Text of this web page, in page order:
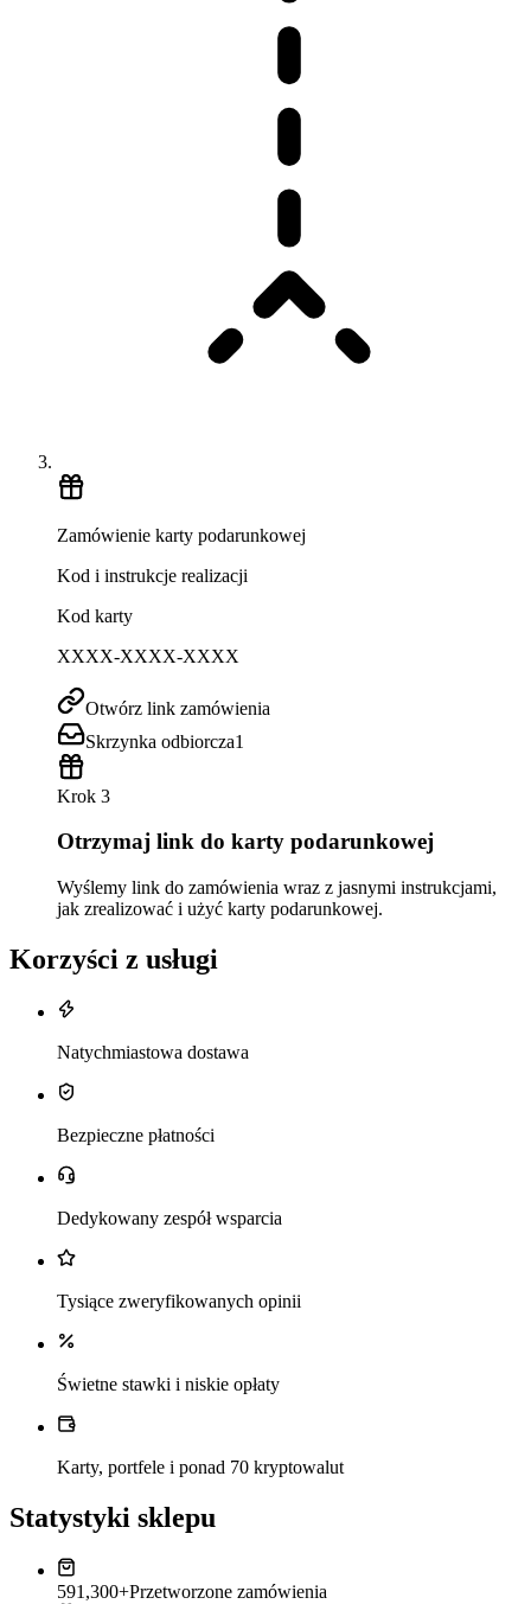
Zamówienie karty podarunkowej
Kod i instrukcje realizacji
Kod karty
XXXX-XXXX-XXXX
Otwórz link zamówienia
Skrzynka odbiorcza1
Krok 3
Otrzymaj link do karty podarunkowej
Wyślemy link do zamówienia wraz z jasnymi instrukcjami,
jak zrealizować i użyć karty podarunkowej.
Korzyści z usługi
Natychmiastowa dostawa
Bezpieczne płatności
Dedykowany zespół wsparcia
Tysiące zweryfikowanych opinii
Świetne stawki i niskie opłaty
Karty, portfele i ponad 70 kryptowalut
Statystyki sklepu
591,300+Przetworzone zamówienia